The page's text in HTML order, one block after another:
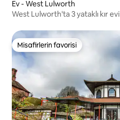
Ev - West Lulworth
West Lulworth'ta 3 yataklı kır evi
Misafirlerin favorisi
Misafirlerin favorisi